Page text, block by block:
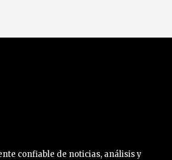
confiable de noticias, análisis y